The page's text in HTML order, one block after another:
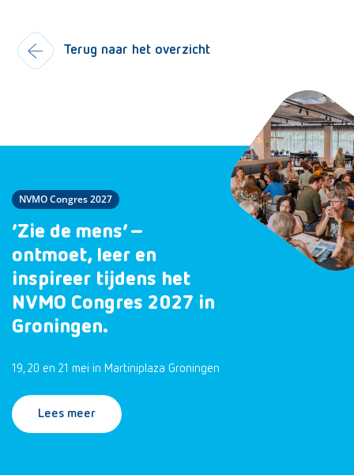
Terug naar het overzicht
NVMO Congres 2027
‘Zie de mens’ –
ontmoet, leer en
inspireer tijdens het
NVMO Congres 2027 in
Groningen.
19, 20 en 21 mei in Martiniplaza Groningen
Lees meer